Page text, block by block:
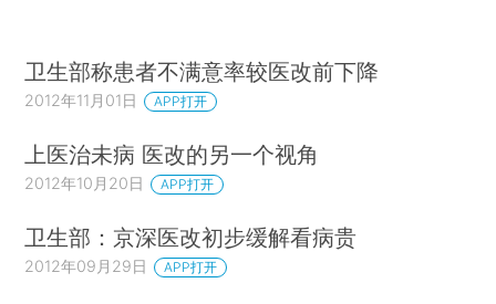
卫生部称患者不满意率较医改前下降
2012年11月01日 APP打开
上医治未病 医改的另一个视角
2012年10月20日 APP打开
卫生部：京深医改初步缓解看病贵
2012年09月29日 APP打开